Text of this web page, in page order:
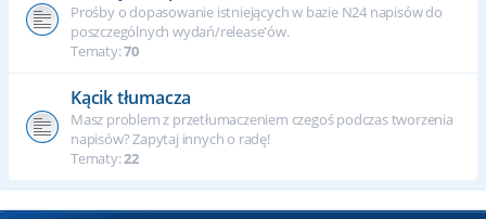
Prośby o dopasowanie istniejących w bazie N24 napisów do
poszczególnych wydań/release'ów.
Tematy:70
Kącik tłumacza
Masz problem z przetłumaczeniem czegoś podczas tworzenia
napisów? Zapytaj innych o radę!
Tematy:22